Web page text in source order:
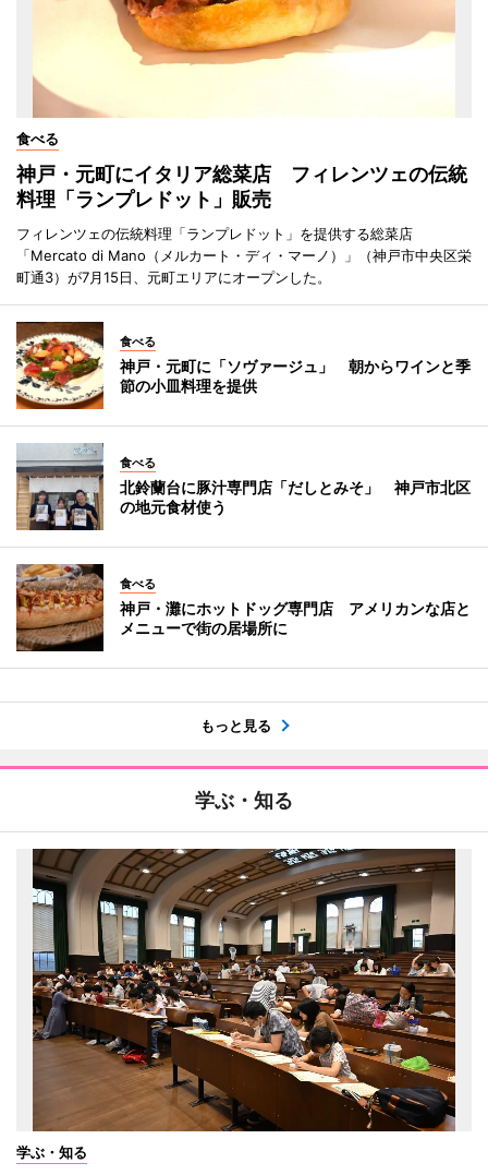
食べる
神戸・元町にイタリア総菜店 フィレンツェの伝統
料理「ランプレドット」販売
フィレンツェの伝統料理「ランプレドット」を提供する総菜店
「Mercato di Mano（メルカート・ディ・マーノ）」（神戸市中央区栄
町通3）が7月15日、元町エリアにオープンした。
食べる
神戸・元町に「ソヴァージュ」 朝からワインと季
節の小皿料理を提供
食べる
北鈴蘭台に豚汁専門店「だしとみそ」 神戸市北区
の地元食材使う
食べる
神戸・灘にホットドッグ専門店 アメリカンな店と
メニューで街の居場所に
もっと見る
学ぶ・知る
学ぶ・知る